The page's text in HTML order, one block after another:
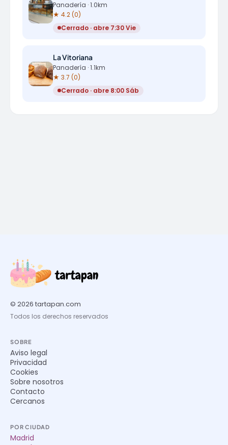
Panadería · 1.0km
★ 4.2 (0)
Cerrado · abre 7:30 Vie
La Vitoriana
Panadería · 1.1km
★ 3.7 (0)
Cerrado · abre 8:00 Sáb
© 2026 tartapan.com
Todos los derechos reservados
SOBRE
Aviso legal
Privacidad
Cookies
Sobre nosotros
Contacto
Cercanos
POR CIUDAD
Madrid